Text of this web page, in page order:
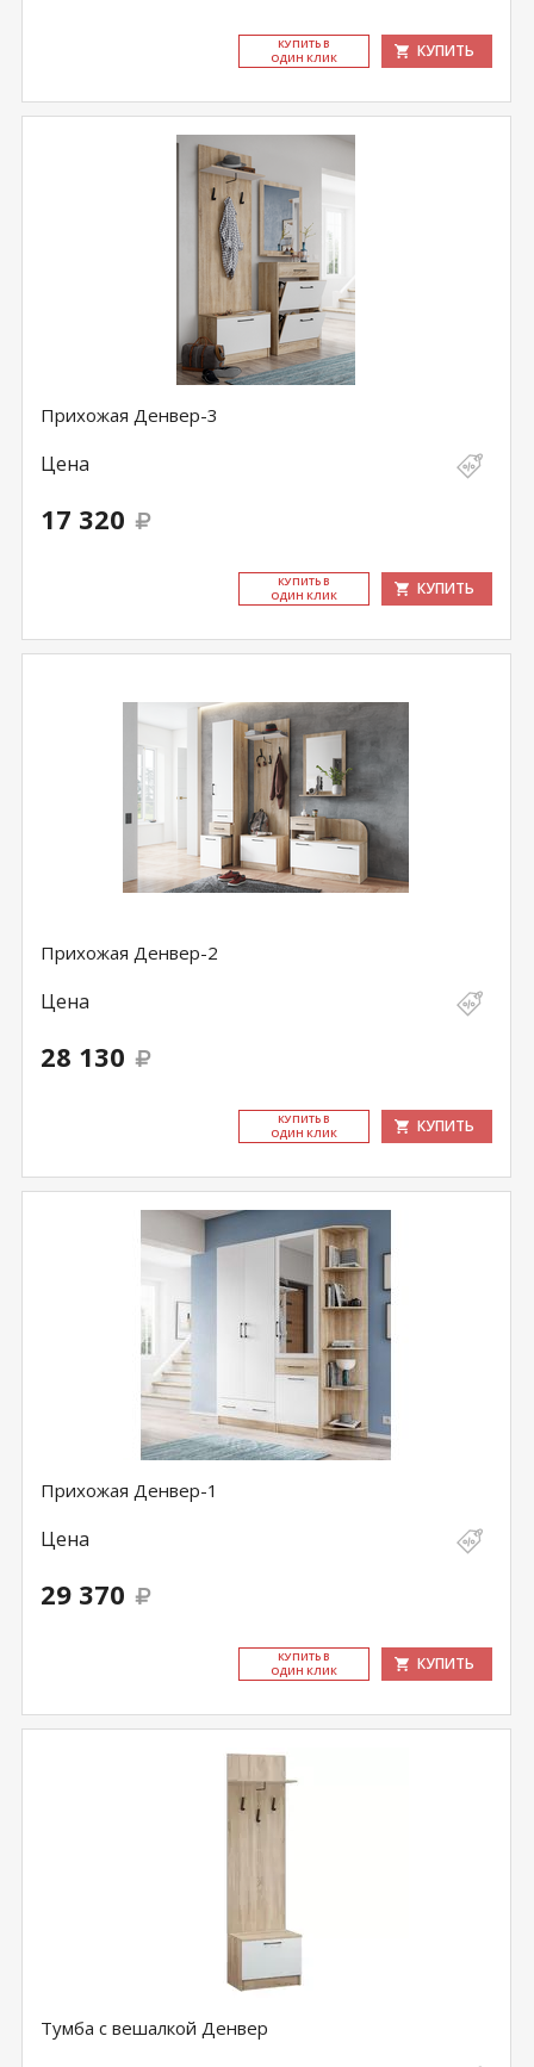
КУ­ПИТЬ В
ОДИН КЛИК
КУПИТЬ
Прихожая Денвер-3
Цена
17 320
КУ­ПИТЬ В
ОДИН КЛИК
КУПИТЬ
Прихожая Денвер-2
Цена
28 130
КУ­ПИТЬ В
ОДИН КЛИК
КУПИТЬ
Прихожая Денвер-1
Цена
29 370
КУ­ПИТЬ В
ОДИН КЛИК
КУПИТЬ
Тумба с вешалкой Денвер